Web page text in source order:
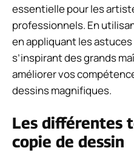
essentielle pour les
professionnels. En
en appliquant les
s’inspirant des grands
améliorer vos
dessins magnifiques.
Les différentes
copie de dessin